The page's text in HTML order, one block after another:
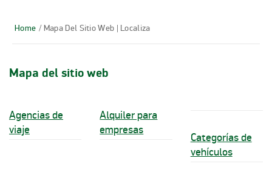
Home / Mapa Del Sitio Web | Localiza
Mapa del sitio web
Agencias de
viaje
Alquiler para
empresas
Categorías de
vehículos